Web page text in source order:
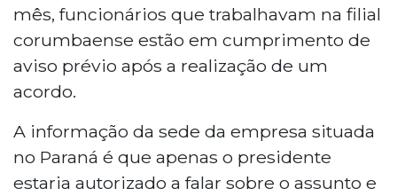
mês, funcionários que trabalhavam na filial
corumbaense estão em cumprimento de
aviso prévio após a realização de um
acordo.
A informação da sede da empresa situada
no Paraná é que apenas o presidente
estaria autorizado a falar sobre o assunto e